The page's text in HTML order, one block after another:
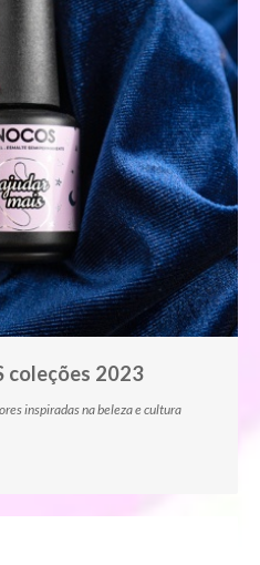
coleções 2023
inspiradas na beleza e cultura